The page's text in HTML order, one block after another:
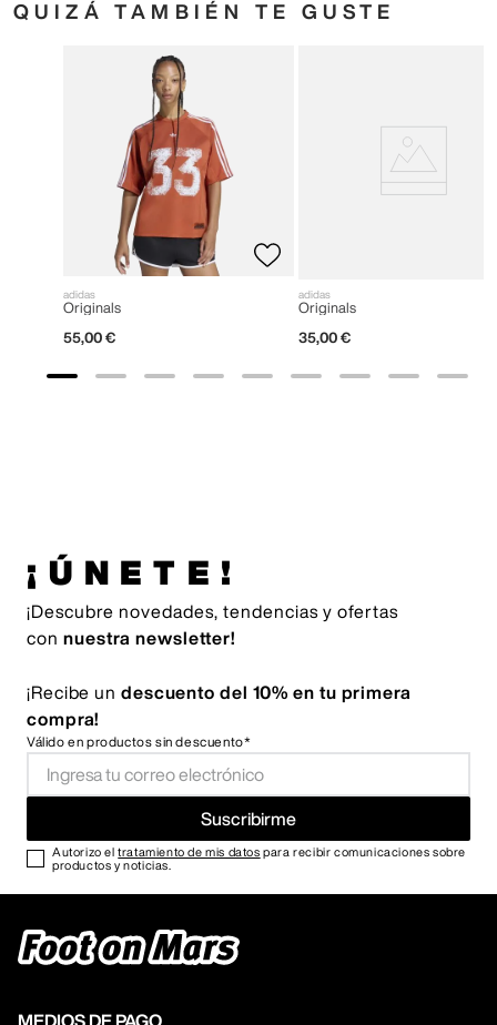
QUIZÁ TAMBIÉN TE GUSTE
adidas
Originals
55,00 €
adidas
Originals
35,00 €
¡ÚNETE!
¡Descubre novedades, tendencias y ofertas
con nuestra newsletter!
¡Recibe un descuento del 10% en tu primera
compra!
Válido en productos sin descuento*
Suscribirme
Autorizo eltratamiento de mis datos para recibir comunicaciones sobre
productos y noticias.
MEDIOS DE PAGO